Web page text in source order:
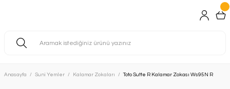
Anasayfa Suni Yemler Kalamar Zokaları Toto Sutte R Kalamar Zokası Ws95N R